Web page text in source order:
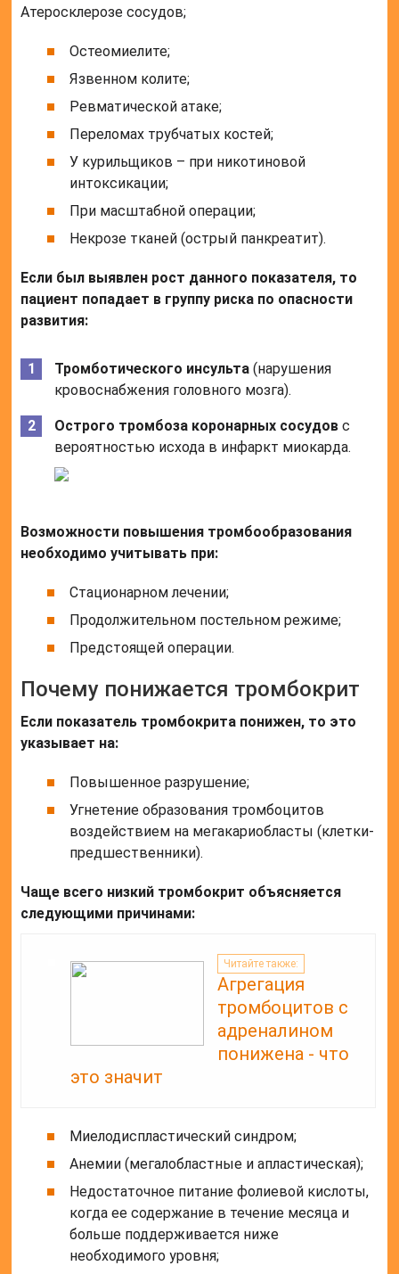
Атеросклерозе сосудов;
Остеомиелите;
Язвенном колите;
Ревматической атаке;
Переломах трубчатых костей;
У курильщиков – при никотиновой
интоксикации;
При масштабной операции;
Некрозе тканей (острый панкреатит).
Если был выявлен рост данного показателя, то
пациент попадает в группу риска по опасности
развития:
Тромботического инсульта (нарушения
кровоснабжения головного мозга).
Острого тромбоза коронарных сосудов с
вероятностью исхода в инфаркт миокарда.
Возможности повышения тромбообразования
необходимо учитывать при:
Стационарном лечении;
Продолжительном постельном режиме;
Предстоящей операции.
Почему понижается тромбокрит
Если показатель тромбокрита понижен, то это
указывает на:
Повышенное разрушение;
Угнетение образования тромбоцитов
воздействием на мегакариобласты (клетки-
предшественники).
Чаще всего низкий тромбокрит объясняется
следующими причинами:
Читайте также:
Агрегация
тромбоцитов с
адреналином
понижена - что
это значит
Миелодиспластический синдром;
Анемии (мегалобластные и апластическая);
Недостаточное питание фолиевой кислоты,
когда ее содержание в течение месяца и
больше поддерживается ниже
необходимого уровня;